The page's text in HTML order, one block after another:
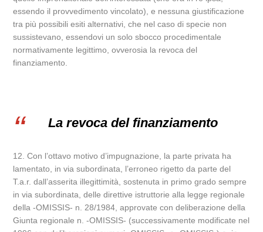
essendo il provvedimento vincolato), e nessuna giustificazione
tra più possibili esiti alternativi, che nel caso di specie non
sussistevano, essendovi un solo sbocco procedimentale
normativamente legittimo, ovverosia la revoca del
finanziamento.
La revoca del finanziamento
12. Con l’ottavo motivo d’impugnazione, la parte privata ha
lamentato, in via subordinata, l’erroneo rigetto da parte del
T.a.r. dall’asserita illegittimità, sostenuta in primo grado sempre
in via subordinata, delle direttive istruttorie alla legge regionale
della -OMISSIS- n. 28/1984, approvate con deliberazione della
Giunta regionale n. -OMISSIS- (successivamente modificate nel